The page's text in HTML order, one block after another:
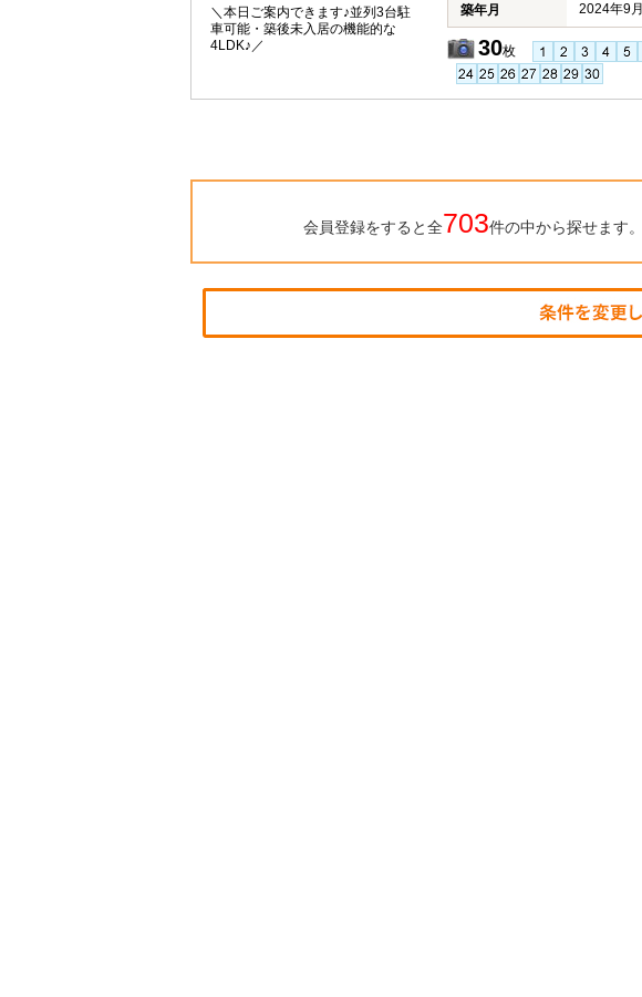
＼本日ご案内できます♪並列3台駐
車可能・築後未入居の機能的な
4LDK♪／
築年月 2024年9月
30枚
会員登録をすると全703件の中から探せます。